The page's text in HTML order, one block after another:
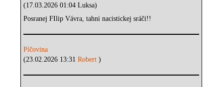
(17.03.2026 01:04 Luksa)
Posranej FIlip Vávra, tahni nacistickej sráči!!
Píčovina
(23.02.2026 13:31Robert)